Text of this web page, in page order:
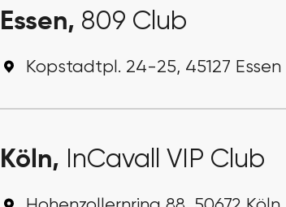
Essen, 809 Club
Kopstadtpl. 24-25, 45127 Essen
Köln, InCavall VIP Club